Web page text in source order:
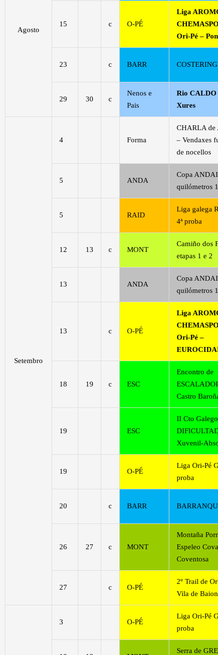
Agosto
15 c O-PÉ
Liga
Ori-Pé –
23 c BARR
29 30 c
Nenos e
Pais
Rio CALDO
Xures
Setembro
4 Forma
CHARLA de
– Vendaxes
de nocellos
5 ANDA
Copa
quilómetros
5 RAID
Liga galega
4ª proba
12 13 c MONT
Camiño dos
etapas 1 e 2
13 ANDA
Copa
quilómetros
13 c O-PÉ
Liga
Ori-Pé –
18 19 c ESC
Encontro de
Castro
19 ESC
II Cto
Xuvenil-
19 O-PÉ
Liga Ori-Pé
proba
20 c BARR
26 27 c MONT
Montaña
Espeleo Cova
Coventosa
27 c O-PÉ
2º Trail de
Vila de
3 O-PÉ
Liga Ori-Pé
proba
Serra de